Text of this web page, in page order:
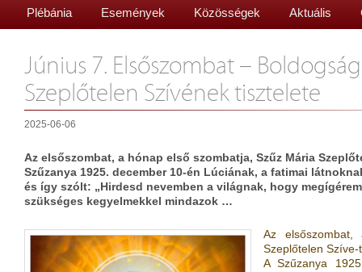
Plébánia Események Közösségek Aktuális
Június 7. Elsőszombat –
Szeplőtelen Szívének tisztelete
2025-06-06
Az elsőszombat, a hónap első szombatja, Szűz Mária
Szűzanya 1925. december 10-én Lúciának, a fatimai
és így szólt: „Hirdesd nevemben a világnak, hogy
szükséges kegyelmekkel mindazok …
Az
Szeplőtelen
A Szűzanya